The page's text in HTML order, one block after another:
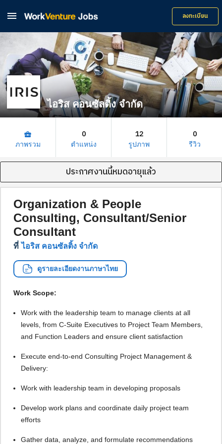
 ลงทะเบียน
ไอริส คอนซัลติ้ง จำกัด
business_center
ภาพรวม
0
ตำแหน่ง
12
รูปภาพ
0
รีวิว
ประกาศงานนี้หมดอายุแล้ว
Organization & People
Consulting, Consultant/Senior
Consultant
ที่ ไอริส คอนซัลติ้ง จำกัด
ดูรายละเอียดงานภาษาไทย
Work Scope:
Work with the leadership team to manage clients at all
levels, from C-Suite Executives to Project Team Members,
and Function Leaders and ensure client satisfaction
Execute end-to-end Consulting Project Management &
Delivery:
Work with leadership team in developing proposals
Develop work plans and coordinate daily project team
efforts
Gather data, analyze, and formulate recommendations